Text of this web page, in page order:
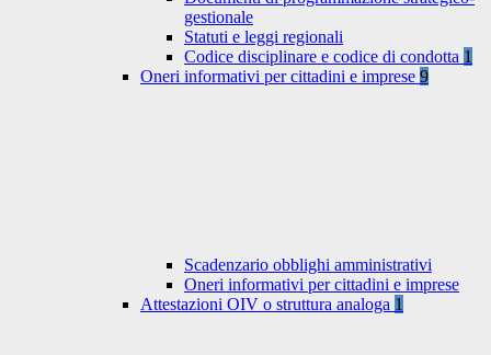
gestionale
Statuti e leggi regionali
Codice disciplinare e codice di condotta 1
Oneri informativi per cittadini e imprese 9
Scadenzario obblighi amministrativi
Oneri informativi per cittadini e imprese
Attestazioni OIV o struttura analoga 1